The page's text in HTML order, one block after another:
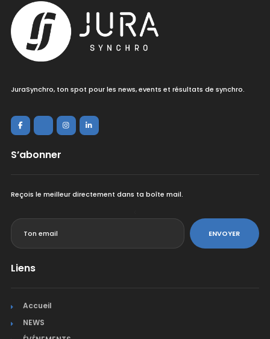
JuraSynchro, ton spot pour les news, events et résultats de synchro.
S’abonner
Reçois le meilleur directement dans ta boîte mail.
ENVOYER
Liens
Accueil
NEWS